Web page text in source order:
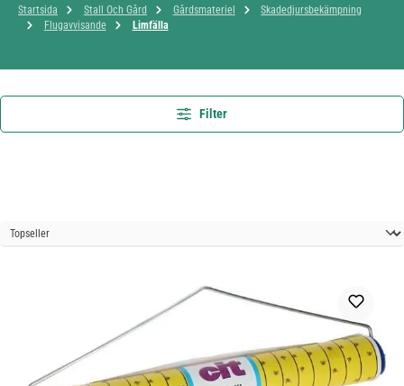
Startsida Stall Och Gård Gårdsmateriel
Skadedjursbekämpning
Flugavvisande
Limfälla
Filter